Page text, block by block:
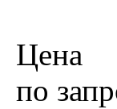
Цена
по